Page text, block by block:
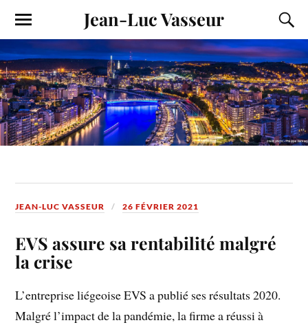
Jean-Luc Vasseur
JEAN-LUC VASSEUR 26 FÉVRIER 2021
EVS assure sa rentabilité malgré
la crise
L’entreprise liégeoise EVS a publié ses résultats 2020.
Malgré l’impact de la pandémie, la firme a réussi à